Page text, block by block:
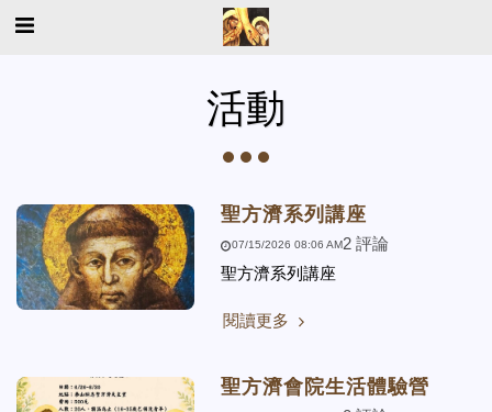
活動
聖方濟系列講座
07/15/2026 08:06 AM2 評論
聖方濟系列講座
閱讀更多
聖方濟會院生活體驗營